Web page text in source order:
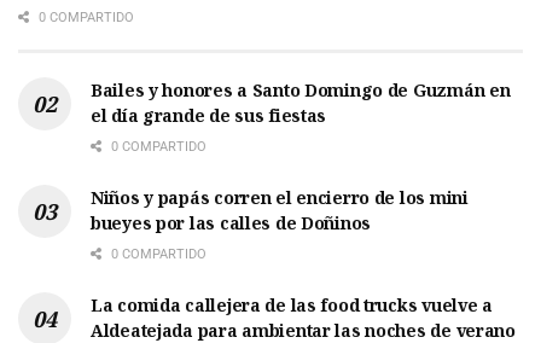
0 COMPARTIDO
Bailes y honores a Santo Domingo de Guzmán en
el día grande de sus fiestas
0 COMPARTIDO
Niños y papás corren el encierro de los mini
bueyes por las calles de Doñinos
0 COMPARTIDO
La comida callejera de las food trucks vuelve a
Aldeatejada para ambientar las noches de verano